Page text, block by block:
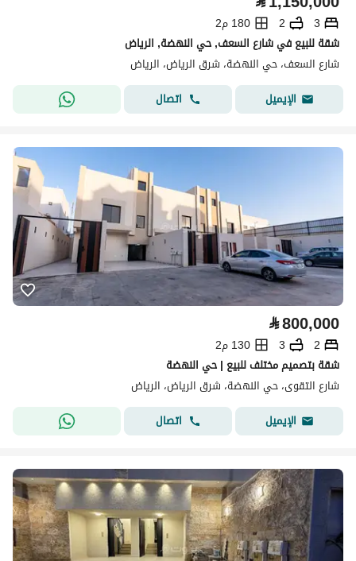
3
2
180 م2
شقة للبيع في شارع السعف, حي النهضة, الرياض
شارع السعف، حي النهضة، شرق الرياض، الرياض
الإيميل
اتصال
⃁800,000
2
3
130 م2
شقة بتصميم مختلف للبيع | حي النهضة
شارع التقوى، حي النهضة، شرق الرياض، الرياض
الإيميل
اتصال